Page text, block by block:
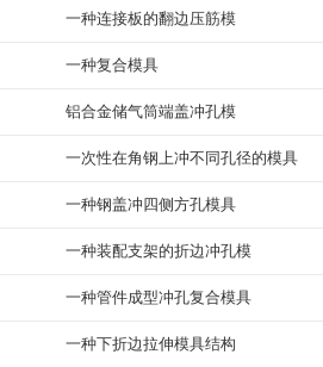
一种连接板的翻边压筋模
一种复合模具
铝合金储气筒端盖冲孔模
一次性在角钢上冲不同孔径的模具
一种钢盖冲四侧方孔模具
一种装配支架的折边冲孔模
一种管件成型冲孔复合模具
一种下折边拉伸模具结构